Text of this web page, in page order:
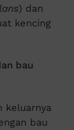
) dan
kencing
bau
keluarnya
bau